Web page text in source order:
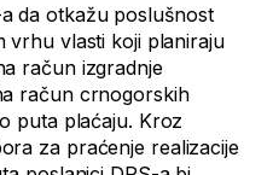
da otkažu poslušnost
vrhu vlasti koji planiraju
račun izgradnje
račun crnogorskih
puta plaćaju. Kroz
za praćenje realizacije